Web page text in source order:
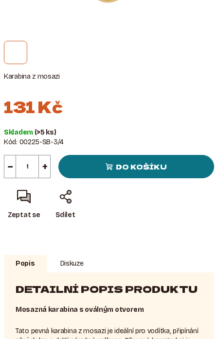
Karabina z mosazi
131 Kč
cena:
Skladem (>5 ks)
Kód: 00225-SB-3/4
+
− DO KOŠÍKU
Zeptat se Sdílet
Popis Diskuze
DETAILNÍ POPIS PRODUKTU
Mosazná karabina s oválným otvorem
Tato pevná karabina z mosazi je ideální pro vodítka, připínání